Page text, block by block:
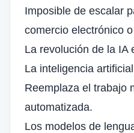
Imposible de escalar
comercio electrónico
La revolución de la IA
La inteligencia
Reemplaza el trabajo
automatizada.
Los modelos de